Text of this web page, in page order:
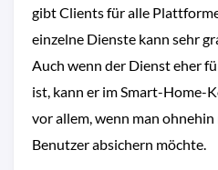
gibt Clients für alle
einzelne Dienste kann sehr
Auch wenn der Dienst eher
ist, kann er im Smart-Home-
vor allem, wenn man
Benutzer absichern möchte.